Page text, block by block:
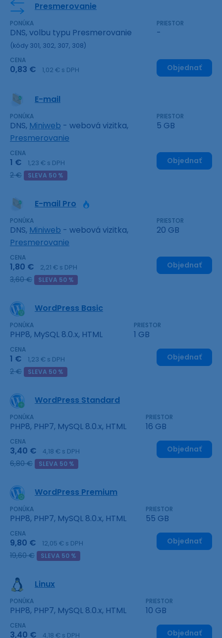
Presmerovanie
PONÚKA
DNS, volbu typu Presmerovanie
(kódy 301, 302, 307, 308)
PRIESTOR
-
CENA
0,83 € 1,02 € s DPH Objednať
E-mail
PONÚKA
DNS, Miniweb - webová vizitka,
Presmerovanie
PRIESTOR
5 GB
CENA
1 € 1,23 € s DPH
2 € SLEVA 50 %
Objednať
E-mail Pro
PONÚKA
DNS, Miniweb - webová vizitka,
Presmerovanie
PRIESTOR
20 GB
CENA
1,80 € 2,21 € s DPH
3,60 € SLEVA 50 %
Objednať
WordPress Basic
PONÚKA
PHP8, MySQL 8.0.x, HTML
PRIESTOR
1 GB
CENA
1 € 1,23 € s DPH
2 € SLEVA 50 %
Objednať
WordPress Standard
PONÚKA
PHP8, PHP7, MySQL 8.0.x, HTML
PRIESTOR
16 GB
CENA
3,40 € 4,18 € s DPH
6,80 € SLEVA 50 %
Objednať
WordPress Premium
PONÚKA
PHP8, PHP7, MySQL 8.0.x, HTML
PRIESTOR
55 GB
CENA
9,80 € 12,05 € s DPH
19,60 € SLEVA 50 %
Objednať
Linux
PONÚKA
PHP8, PHP7, MySQL 8.0.x, HTML
PRIESTOR
10 GB
CENA
3,40 € 4,18 € s DPH Objednať